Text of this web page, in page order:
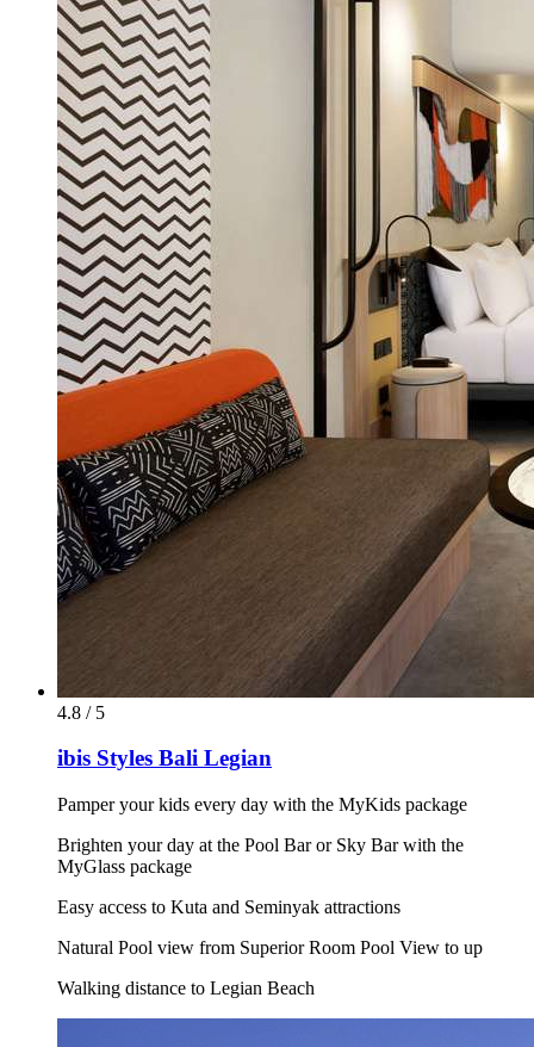
4.8 / 5
ibis Styles Bali Legian
Pamper your kids every day with the MyKids package
Brighten your day at the Pool Bar or Sky Bar with the
MyGlass package
Easy access to Kuta and Seminyak attractions
Natural Pool view from Superior Room Pool View to up
Walking distance to Legian Beach